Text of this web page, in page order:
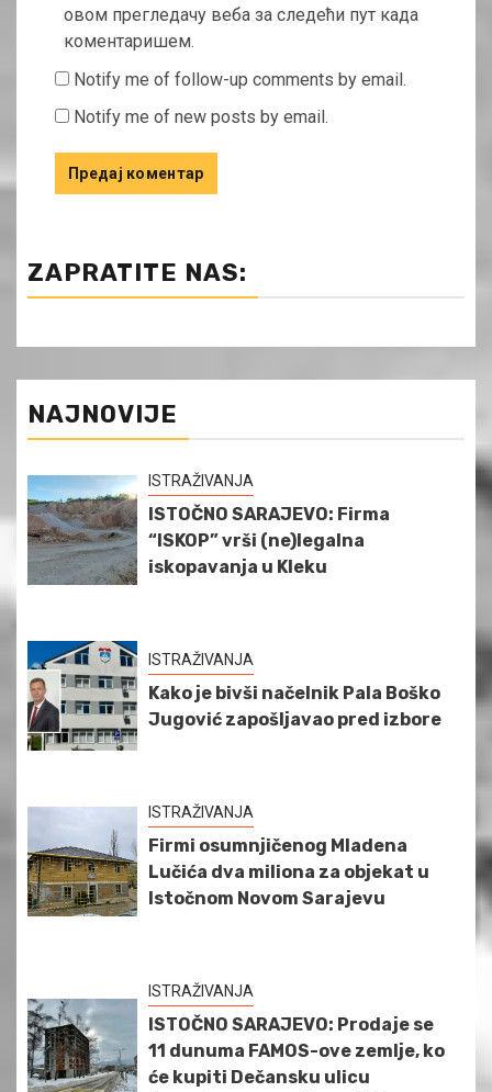
овом прегледачу веба за следећи пут када
коментаришем.
Notify me of follow-up comments by email.
Notify me of new posts by email.
ZAPRATITE NAS:
NAJNOVIJE
ISTRAŽIVANJA
ISTOČNO SARAJEVO: Firma
“ISKOP” vrši (ne)legalna
iskopavanja u Kleku
ISTRAŽIVANJA
Kako je bivši načelnik Pala Boško
Jugović zapošljavao pred izbore
ISTRAŽIVANJA
Firmi osumnjičenog Mladena
Lučića dva miliona za objekat u
Istočnom Novom Sarajevu
ISTRAŽIVANJA
ISTOČNO SARAJEVO: Prodaje se
11 dunuma FAMOS-ove zemlje, ko
će kupiti Dečansku ulicu